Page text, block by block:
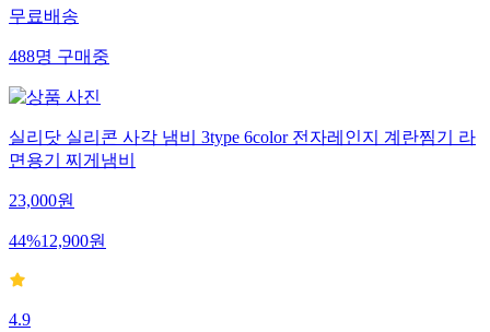
무료배송
488명구매중
실리닷 실리콘 사각 냄비 3type 6color 전자레인지 계란찜기 라
면용기 찌게냄비
23,000원
44%12,900원